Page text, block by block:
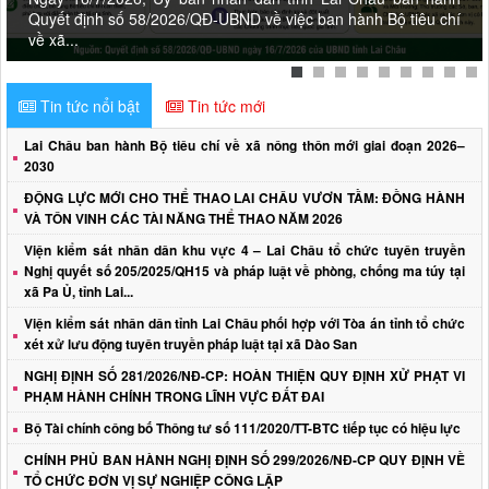
Quyết định số 58/2026/QĐ-UBND về việc ban hành Bộ tiêu chí
về xã...
Tin tức nổi bật Tin tức mới
Lai Châu ban hành Bộ tiêu chí về xã nông thôn mới giai đoạn 2026–
2030
ĐỘNG LỰC MỚI CHO THỂ THAO LAI CHÂU VƯƠN TẦM: ĐỒNG HÀNH
VÀ TÔN VINH CÁC TÀI NĂNG THỂ THAO NĂM 2026
Viện kiểm sát nhân dân khu vực 4 – Lai Châu tổ chức tuyên truyền
Nghị quyết số 205/2025/QH15 và pháp luật về phòng, chống ma túy tại
xã Pa Ủ, tỉnh Lai...
Viện kiểm sát nhân dân tỉnh Lai Châu phối hợp với Tòa án tỉnh tổ chức
xét xử lưu động tuyên truyền pháp luật tại xã Dào San
NGHỊ ĐỊNH SỐ 281/2026/NĐ-CP: HOÀN THIỆN QUY ĐỊNH XỬ PHẠT VI
PHẠM HÀNH CHÍNH TRONG LĨNH VỰC ĐẤT ĐAI
Bộ Tài chính công bố Thông tư số 111/2020/TT-BTC tiếp tục có hiệu lực
CHÍNH PHỦ BAN HÀNH NGHỊ ĐỊNH SỐ 299/2026/NĐ-CP QUY ĐỊNH VỀ
TỔ CHỨC ĐƠN VỊ SỰ NGHIỆP CÔNG LẬP
Quyết định số 44/2026/QĐ-UBND
ngày 17/6/2026 Quy định trình tự, thủ tục hành chính về đất